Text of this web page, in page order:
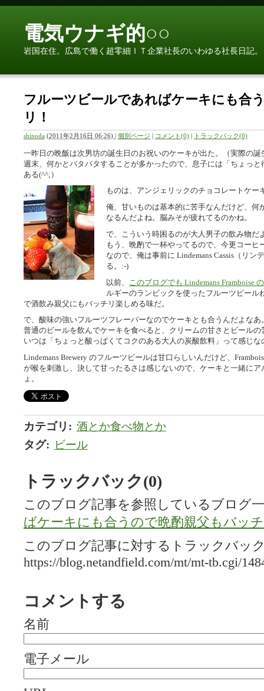
電気ウナギ的○○
岩国在住。広島で働く超零細ＩＴ企業社長のいわゆる社長日記。
フルーツビールであればケーキにも合
リ！
shinoda (2011年2月16日 06:26) | 個別ページ | コメント(0) | トラックバック(0)
一昨日の晩飯は次男坊の誕生日のお祝いのケーキが出た。（実際の
週末、何かとバタバタすることが多かったので、息子には「ちょっ
ある(^^;）
ものは、アンジェリックのチョコレートケ
俺、甘いものは基本的に苦手なんだけど、
なるんだよね。脳みそが疲れてるのかね。
で、こういう時困るのが大人男子の飲み物だ
もう、晩酌で一杯やってるので、今更コーヒ
なので、俺は事前に Lindemans Cassis（リ
る。:-)
以前、
このブログでも Lindemans Framboise
ルギーのランビックを使ったフルーツビール
で酒飲み親父にもバッチリ楽しめる味だ。
で、酸味の強いフルーツフレーバーなのでケーキとも合うんだよなあ
普通のビールを飲んでケーキを食べると、クリームの甘さとビール
いつは「ちょっと酸っぱくてコクのある大人の炭酸飲料」って感じ
Lindemans Brewery のフルーツビールは甘口らしいんだけど、
が喉を刺激し、決して甘ったるさは感じないので、ケーキと一緒に
ょ。
カテゴリ : 酒とか食べ物とか
タグ: ビール
トラックバック(0)
このブログ記事を参照しているブログ
ばケーキにも合うので晩酌親父もバッ
このブログ記事に対するトラックバッ
https://blog.netandfield.com/mt/mt-tb.cgi/
コメントする
名前
電子メール